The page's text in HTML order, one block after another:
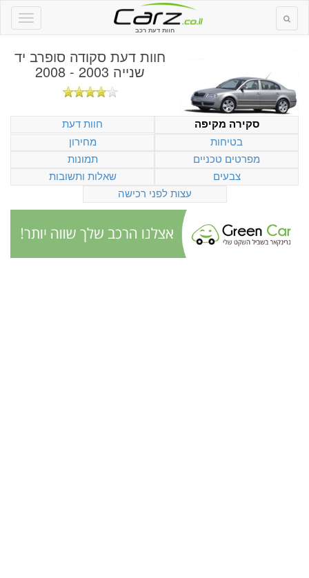
חוות דעת רכב
חוות דעת סקודה סופרב יד
שנייה 2003 - 2008
סקירה מקיפה
חוות דעת
בטיחות
מחירון
מפרטים טכניים
תמונות
צבעים
שאלות ותשובות
עצות לפני רכישה